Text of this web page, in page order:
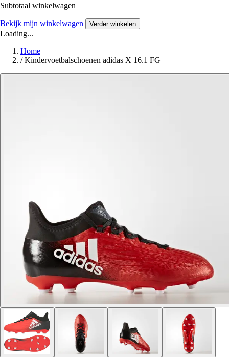
Subtotaal winkelwagen
Bekijk mijn winkelwagen Verder winkelen
Loading...
Home
/ Kindervoetbalschoenen adidas X 16.1 FG